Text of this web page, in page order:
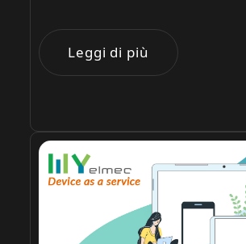
Leggi di più